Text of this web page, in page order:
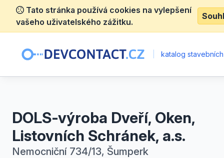
Tato stránka používá cookies na vylepšení
vašeho uživatelského zážitku.
katalog
DOLS-výroba Dveří, Oken,
Listovních Schránek, a.s.
Nemocniční 734/13, Šumperk